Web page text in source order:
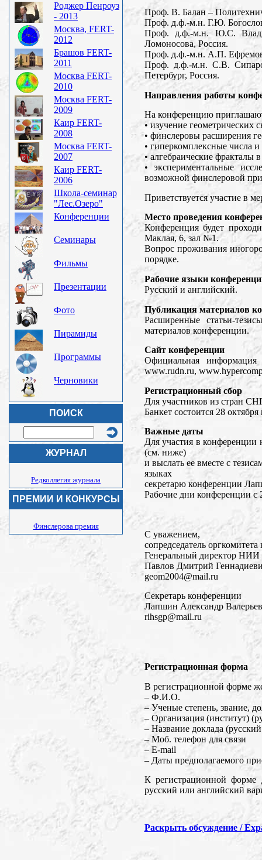
Роджер Пенроуз
- 2013
Москва, FERT-
2012
Брашов FERT-
2011
Москва FERT-
2010
Москва FERT-
2009
Каир FERT-
2008
Москва FERT-
2007
Каир FERT-
2006
Школа-семинар
"Лес.Озеро"
Конференции
Семинары
Фильмы
Презентации
Фото
Пирамиды
Программы
Черновики
ПОИСК
ЖУРНАЛ
Редколлегия журнала
ПРЕМИИ И КОНКУРСЫ
Финслерова премия
Проф. В. Балан –
Проф. д.ф.-м.н. Г.Ю.
Проф. д.ф.-м.н. Ю.С.
Ломоносова, Россия.
Проф. д.ф.-м.н. А.П. Ефремов
Проф. д.ф.-м.н. С.В.
Петербург, Россия.
Направления работы
На конференцию
• изучение геометрических
• финслеровы расширения
• гиперкомплексные числа
• алгебраические фракталы
• экспериментальные
возможной финслеровой
Приветствуется участие в
Место проведения
Конференция будет
Маклая, 6, зал №1.
Вопрос проживания
порядке.
Рабочие языки
Русский и английский.
Публикация материалов
Расширенные статьи-
материалов конференции.
Сайт конференции
Официальная
www.rudn.ru,
Регистрационный сбор
Для участников из стран
Банкет состоится 28
Важные даты
Для участия в конференции
(см. ниже)
и выслать ее вместе с
языках
секретарю конференции
Рабочие дни конференции с
С уважением,
cопредседатель
Генеральный директор
Павлов Дмитрий
geom2004@mail.ru
Секретарь конференции
Лапшин Александр
rihsgp@mail.ru
Регистрационная форма
В регистрационной форме
– Ф.И.О.
– Ученые степень, звание,
– Организация (институт)
– Название доклада
– Моб. телефон для связи
– E-mail
– Даты предполагаемого
К регистрационной
русский или английский
Раскрыть обсуждение /